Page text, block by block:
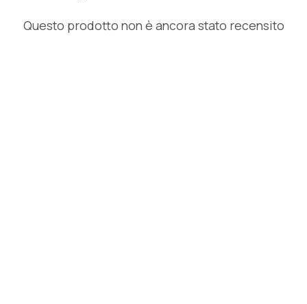
Questo prodotto non è ancora stato recensito